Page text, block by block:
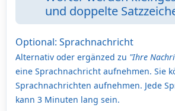
und doppelte
Optional: Sprachnachricht
Alternativ oder ergänzed zu "Ihre
eine Sprachnachricht aufnehmen. Sie
Sprachnachrichten aufnehmen. Jede
kann 3 Minuten lang sein.